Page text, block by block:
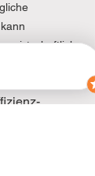
wirtschaftlich